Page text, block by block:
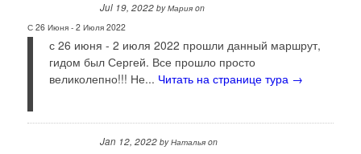
Jul 19, 2022byМарияon
С 26 Июня - 2 Июля 2022
с 26 июня - 2 июля 2022 прошли данный маршрут,
гидом был Сергей. Все прошло просто
великолепно!!! Не... Читать на странице тура →
Jan 12, 2022byНатальяon